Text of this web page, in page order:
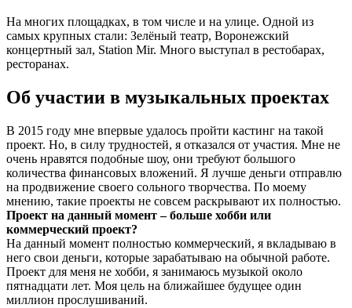
На многих площадках, в том числе и на улице. Одной из
самых крупных стали: Зелёный театр, Воронежский
концертный зал, Station Mir. Много выступал в рестобарах,
ресторанах.
Об участии в музыкальных проектах
В 2015 году мне впервые удалось пройти кастинг на такой
проект. Но, в силу трудностей, я отказался от участия. Мне не
очень нравятся подобные шоу, они требуют большого
количества финансовых вложений. Я лучше деньги отправлю
на продвижение своего сольного творчества. По моему
мнению, такие проекты не совсем раскрывают их полностью.
Проект на данный момент – больше хобби или
коммерческий проект?
На данный момент полностью коммерческий, я вкладываю в
него свои деньги, которые зарабатываю на обычной работе.
Проект для меня не хобби, я занимаюсь музыкой около
пятнадцати лет. Моя цель на ближайшее будущее один
миллион прослушиваний.